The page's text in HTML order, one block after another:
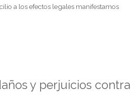
a los efectos legales manifestamos
y perjuicios contra